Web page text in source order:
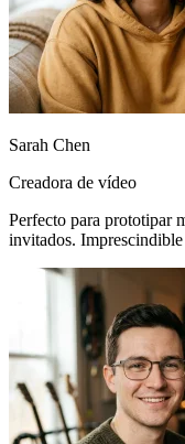
Sarah Chen
Creadora de vídeo
Perfecto para prototipar